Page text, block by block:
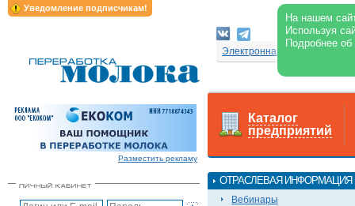
Уведомление подписчикам!
На нашем
Используя
Подробнее
Электронная версия
Разместить рекламу
Каталог
предприятий
ОТРАСЛЕВАЯ ИНФОРМАЦИЯ
Вебинары